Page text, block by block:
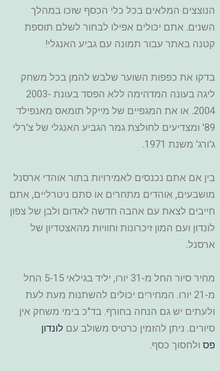
הנוצצים המלאים בכל כלי הכסף שזכו במהלך
השנים. אתם יכולים אפילו לבחור לשלם תוספת
קטנה באתר עבור תמונה עם גביע האנגלי!
בדקו את כפפות השוער שלבש להמן בכל משחק
ליגה בעונה המדהימה ללא הפסד בעונת 2003-
2004. או את המגפיים של מייקל תומאס מאנפילד
89' ומצדיעים לחולצת גמר הגביע האנגלי של צ'רלי
ג'ורג' משנת 1971.
בין אם אתם נכנסים לאמירויות בתור אוהדי ארסנל
מושבעים, אוהדים מתחרים או סתם ניטרליים, אתם
חייבים לצאת עם אהבה חדשה לאדום ולבן של צפון
לונדון ועם המון זיכרונות וחוויות מהאצטדיון של
ארסנל.
מחיר סיור החל מ-31 יורו, יליד בגילאי 5-15 החל
מ-21 יורו. המחירים יכולים להשתנות מעת לעת
ולעתים יש גם הנחה בחורף. בד"כ בימי משחק אין
סיורים. ניתן להזמין כרטיס משולב עם לונדון
פס ולחסוך כסף.